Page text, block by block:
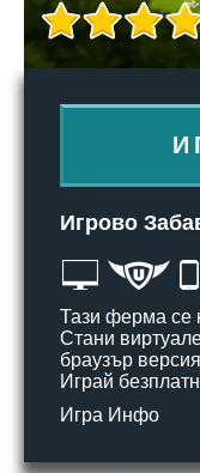
Игрово
Тази ферма се
Стани
браузър
Играй
Игра Инфо